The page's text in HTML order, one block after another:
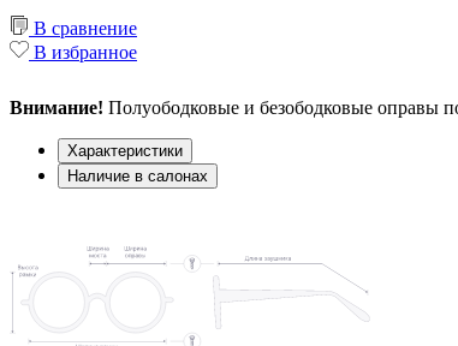
В сравнение
В избранное
Внимание! Полуободковые и безободковые оправы
Характеристики
Наличие в салонах